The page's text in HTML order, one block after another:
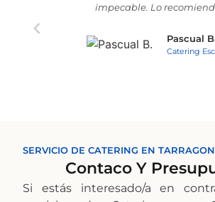
impecable. Lo
Pascual
Catering
SERVICIO DE CATERING EN
Contaco Y
Si estás interesado/a en